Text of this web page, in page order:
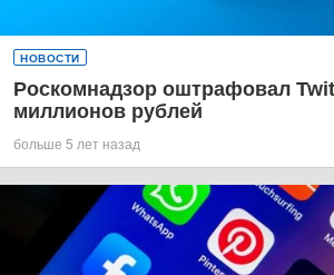
НОВОСТИ
Роскомнадзор оштрафовал
миллионов рублей
больше 5 лет назад